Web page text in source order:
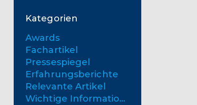
Kategorien
Awards
Fachartikel
Pressespiegel
Erfahrungsberichte
Relevante Artikel
Wichtige Informationen